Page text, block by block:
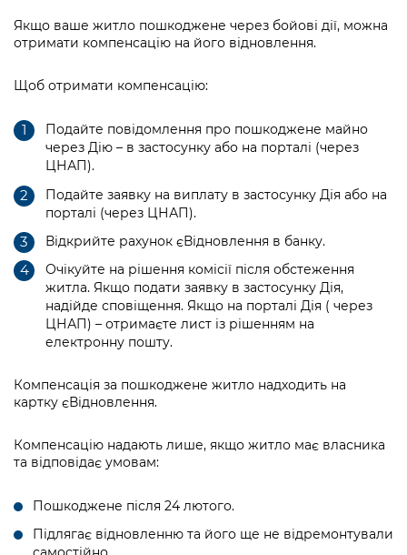
Проєкти розпоряджень, що
Контактна інформація
Вакансії
Статистика
Звернення громадян
Регуляторна діяльність
Промисловість і наука Києва
Підприємства, установи, організації
Kyiv International Relations
Гендерна політика
Дороги, транспорт та парковки
Навколишнє середовище міста
Містобудування та земельні ділянки
Культура, спорт, дозвілля
Бізнес та ліцензування
Фінанси та бюджет
Безпека та правопорядок
Ритуальні послуги
Пам'ятки культурної спадщини
Безбар'єрність
Портал послуг
Міський застосунок Київ Цифровий
Громадський бюджет
Консультації з громадськістю
Громадська рада
Петиції
Відкритий бюджет
Контактний центр
Допомога учасникам АТО
Рада з питань внутрішньо переміщених
осіб при Київській міській військовій
«Ініціатива «Партнерство «Відкритий
Важливе під час воєнного стану
Інформація з обмеженим доступом
Подати запит онлайн
інших актів
Нормативна база
Питання і відповіді про публічну
інформацію
Порядок оскарження рішень, дій чи
бездіяльності розпорядників інформації
Звіти про опрацювання запитів на
публічну інформацію
Інформація для споживачів
Портал даних Києва
Публічні дашборди
Медіагалерея
КМДА / Subscribe to announcements
Порядок акредитації медіа /
Accreditation process
Подати журналістський запит /
Submitting a media request
Зйомки в лікарнях в умовах воєнного
стану / Rules for media coverage of
hospitals at work under martial law
Контакти для медіа / Contacts for mass
Портал Послуг
Якщо ваше житло пошкоджене через бойові дії, можна
отримати компенсацію на його відновлення.
Щоб отримати компенсацію:
Подайте повідомлення про пошкоджене майно
через Дію – в застосунку або на порталі (через
ЦНАП).
Подайте заявку на виплату в застосунку Дія або на
порталі (через ЦНАП).
Відкрийте рахунок єВідновлення в банку.
Очікуйте на рішення комісії після обстеження
житла. Якщо подати заявку в застосунку Дія,
надійде сповіщення. Якщо на порталі Дія ( через
ЦНАП) – отримаєте лист із рішенням на
електронну пошту.
Компенсація за пошкоджене житло надходить на
картку єВідновлення.
Компенсацію надають лише, якщо житло має власника
та відповідає умовам:
Пошкоджене після 24 лютого.
Підлягає відновленню та його ще не відремонтували